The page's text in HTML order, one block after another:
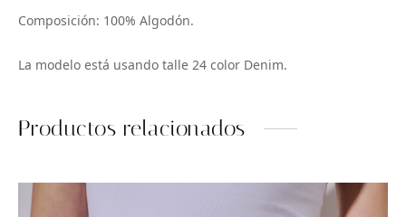
Composición: 100% Algodón.
La modelo está usando talle 24 color Denim.
Productos relacionados